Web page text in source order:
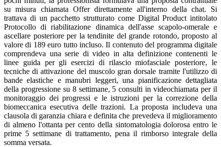
su misura chiamata Offer direttamente all'interno della chat. Si
trattava di un pacchetto strutturato come Digital Product intitolato
Protocollo di riabilitazione dinamica dell'asse scapolo-omerale e
ascellare posteriore per la tendinite del grande rotondo, proposto al
valore di 189 euro tutto incluso. Il contenuto del programma digitale
comprendeva una serie di video in alta definizione contenenti le
linee guida per gli esercizi di rilascio miofasciale posteriore, le
tecniche di attivazione del muscolo gran dorsale tramite l'utilizzo di
bande elastiche e manubri leggeri, una pianificazione dettagliata
della progressione su 8 settimane, 5 consulti in videochiamata per il
monitoraggio dei progressi e le istruzioni per la correzione della
biomeccanica esecutiva delle trazioni. La proposta includeva una
clausola di garanzia chiara e definita che prevedeva il miglioramento
di almeno l'ottanta per cento della sintomatologia dolorosa entro le
prime 5 settimane di trattamento, pena il rimborso integrale della
somma versata.